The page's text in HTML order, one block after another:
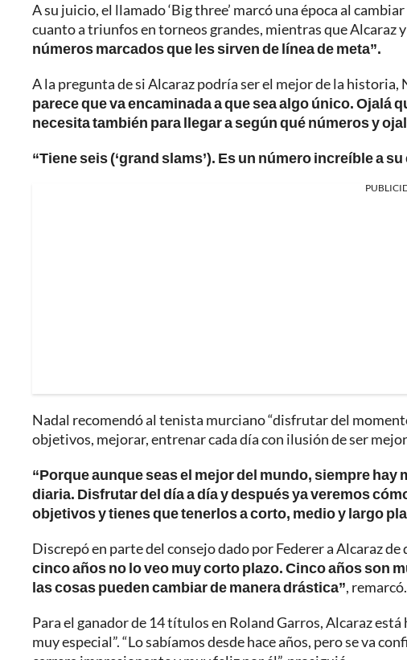
A su juicio, el llamado ‘Big three’ marcó una época al
cuanto a triunfos en torneos grandes, mientras que Alcaraz
números marcados que les sirven de línea de meta”.
A la pregunta de si Alcaraz podría ser el mejor de la historia,
parece que va encaminada a que sea algo único. Ojalá
necesita también para llegar a según qué números y
“Tiene seis (‘grand slams’). Es un número increíble a
Nadal recomendó al tenista murciano “disfrutar del
objetivos, mejorar, entrenar cada día con ilusión de ser mejor
“Porque aunque seas el mejor del mundo, siempre hay
diaria. Disfrutar del día a día y después ya veremos
objetivos y tienes que tenerlos a corto, medio y largo
Discrepó en parte del consejo dado por Federer a Alcaraz
cinco años no lo veo muy corto plazo. Cinco años son
las cosas pueden cambiar de manera drástica”, remarcó.
Para el ganador de 14 títulos en Roland Garros, Alcaraz
muy especial”. “Lo sabíamos desde hace años, pero se va